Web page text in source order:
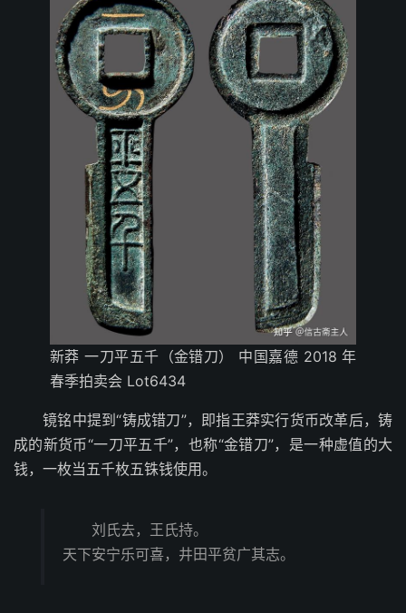
新莽 一刀平五千（金错刀） 中国嘉德 2018 年
春季拍卖会 Lot6434
镜铭中提到“铸成错刀”，即指王莽实行货币改革后，铸
成的新货币“一刀平五千”，也称“金错刀”，是一种虚值的大
钱，一枚当五千枚五铢钱使用。
刘氏去，王氏持。
天下安宁乐可喜，井田平贫广其志。